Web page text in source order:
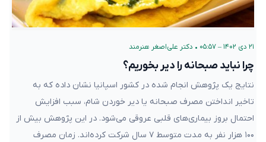
۲۱ دی ۱۴۰۲ – ۰۵:۵۷ • دکتر علی‌اصغر هنرمند
چرا نباید صبحانه را دیر بخوریم؟
نتایج یک پژوهش انجام شده در کشور اسپانیا نشان داده که به
تاخیر انداختن مصرف صبحانه یا دیر خوردن شام، سبب افزایش
احتمال بروز بیماری‌های قلبی عروقی می‌شود. در این پژوهش بیش از
۱۰۰ هزار نفر به مدت متوسط ۷ سال شرکت کرده‌اند. زمان مصرف